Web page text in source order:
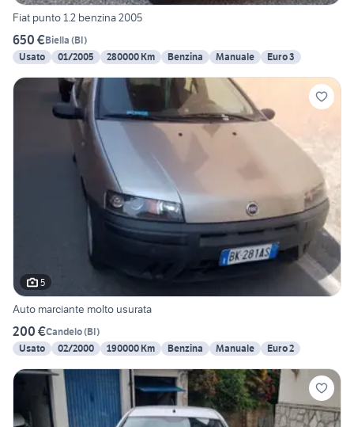
Fiat punto 1.2 benzina 2005
650 €Biella (BI)
Usato
01/2005 280000 Km Benzina Manuale Euro 3
5
Auto marciante molto usurata
200 €Candelo(BI)
Usato
02/2000 190000 Km Benzina Manuale Euro 2